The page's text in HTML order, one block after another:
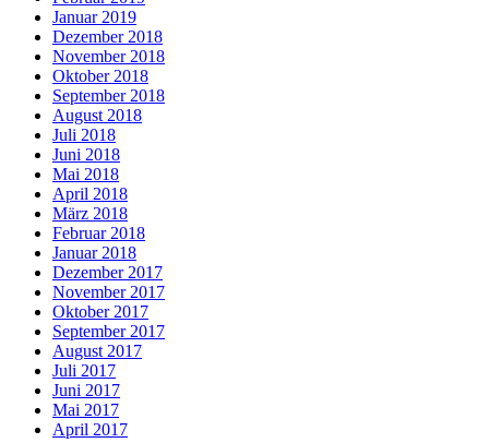
Januar 2019
Dezember 2018
November 2018
Oktober 2018
September 2018
August 2018
Juli 2018
Juni 2018
Mai 2018
April 2018
März 2018
Februar 2018
Januar 2018
Dezember 2017
November 2017
Oktober 2017
September 2017
August 2017
Juli 2017
Juni 2017
Mai 2017
April 2017